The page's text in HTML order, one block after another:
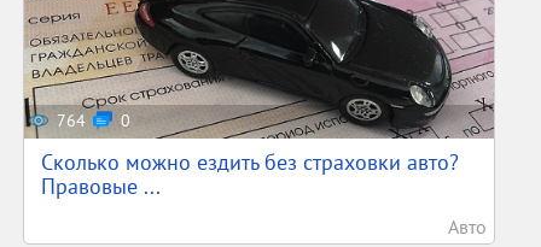
764 0
Сколько можно ездить без страховки авто?
Правовые ...
Авто